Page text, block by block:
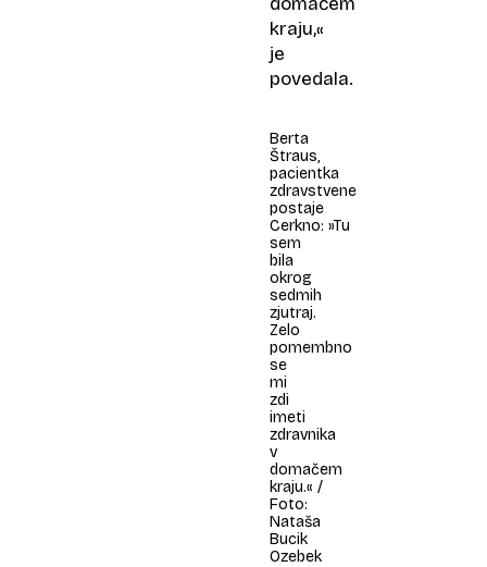
kraju,«
je
povedala.
Berta
Štraus,
pacientka
zdravstvene
postaje
Cerkno: »Tu
sem
bila
okrog
sedmih
zjutraj.
Zelo
pomembno
se
mi
zdi
imeti
zdravnika
v
domačem
kraju.« /
Foto:
Nataša
Bucik
Ozebek